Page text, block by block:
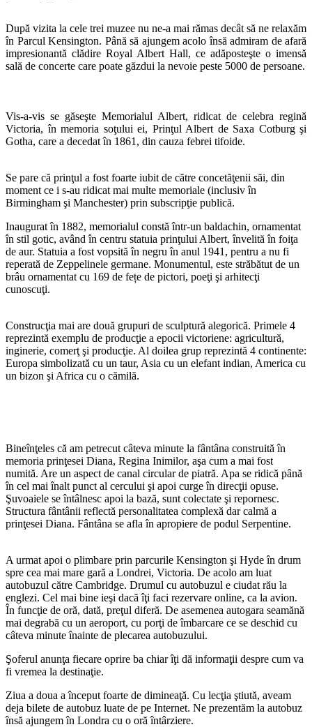
După vizita la cele trei muzee nu ne-a mai rămas decât să ne relaxăm
în Parcul Kensington. Până să ajungem acolo însă admiram de afară
impresionantă clădire Royal Albert Hall, ce adăposteşte o imensă
sală de concerte care poate găzdui la nevoie peste 5000 de persoane.
Vis-a-vis se găseşte Memorialul Albert, ridicat de celebra regină
Victoria, în memoria soţului ei, Prinţul Albert de Saxa Cotburg şi
Gotha, care a decedat în 1861, din cauza febrei tifoide.
Se pare că prinţul a fost foarte iubit de către concetăţenii săi, din
moment ce i s-au ridicat mai multe memoriale (inclusiv în
Birmingham şi Manchester) prin subscripţie publică.
Inaugurat în 1882, memorialul constă într-un baldachin, ornamentat
în stil gotic, având în centru statuia prinţului Albert, învelită în foiţa
de aur. Statuia a fost vopsită în negru în anul 1941, pentru a nu fi
reperată de Zeppelinele germane. Monumentul, este străbătut de un
brâu ornamentat cu 169 de fețe de pictori, poeţi şi arhitecţi
cunoscuţi.
Construcţia mai are două grupuri de sculptură alegorică. Primele 4
reprezintă exemplu de producţie a epocii victoriene: agricultură,
inginerie, comerţ şi producţie. Al doilea grup reprezintă 4 continente:
Europa simbolizată cu un taur, Asia cu un elefant indian, America cu
un bizon şi Africa cu o cămilă.
Bineînţeles că am petrecut câteva minute la fântâna construită în
memoria prinţesei Diana, Regina Inimilor, aşa cum a mai fost
numită. Are un aspect de canal circular de piatră. Apa se ridică până
în cel mai înalt punct al cercului şi apoi curge în direcţii opuse.
Şuvoaiele se întâlnesc apoi la bază, sunt colectate şi repornesc.
Structura fântânii reflectă personalitatea complexă dar calmă a
prinţesei Diana. Fântâna se afla în apropiere de podul Serpentine.
A urmat apoi o plimbare prin parcurile Kensington şi Hyde în drum
spre cea mai mare gară a Londrei, Victoria. De acolo am luat
autobuzul către Cambridge. Drumul cu autobuzul e ciudat rău la
englezi. Cel mai bine ieşi dacă îţi faci rezervare online, ca la avion.
În funcţie de oră, dată, preţul diferă. De asemenea autogara seamănă
mai degrabă cu un aeroport, cu porţi de îmbarcare ce se deschid cu
câteva minute înainte de plecarea autobuzului.
Şoferul anunţa fiecare oprire ba chiar îţi dă informaţii despre cum va
fi vremea la destinaţie.
Ziua a doua a început foarte de dimineaţă. Cu lecţia ştiută, aveam
deja bilete de autobuz luate de pe Internet. Ne prezentăm la autobuz
însă ajungem în Londra cu o oră întârziere.